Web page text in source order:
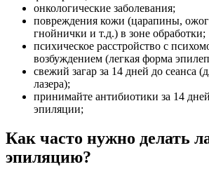
онкологические заболевания;
повреждения кожи (царапины,
гнойнички и т.д.) в зоне обработки;
психическое расстройство с
возбуждением (легкая форма
свежий загар за 14 дней до сеанса
лазера);
принимайте антибиотики за 14
эпиляции;
Как часто нужно делать
эпиляцию?